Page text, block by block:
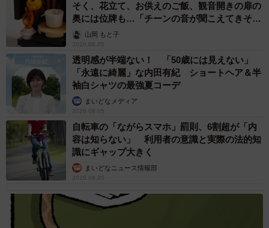
そく、花立て、お供えのご飯、観音開きの扉の
奥には位牌も…「チーンの音が聞こえてきそ
う」山岡 もと子
2026.08.05
透明感が半端ない！ 「50歳には見えない」
「永遠に綺麗」な内田有紀 ショートヘア＆半
袖白シャツの最強夏コーデ
まいどなメディア
2026.08.05
自転車の「ながらスマホ」罰則、6割超が「内
容は知らない」 利用者の意識と実際の法的知
識にギャップ大きく
まいどなニュース情報部
2026.08.05